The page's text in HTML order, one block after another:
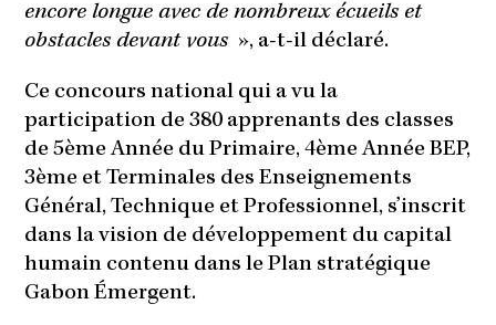
encore longue avec de nombreux écueils et
obstacles devant vous », a-t-il déclaré.
Ce concours national qui a vu la
participation de 380 apprenants des classes
de 5ème Année du Primaire, 4ème Année BEP,
3ème et Terminales des Enseignements
Général, Technique et Professionnel, s’inscrit
dans la vision de développement du capital
humain contenu dans le Plan stratégique
Gabon Émergent.